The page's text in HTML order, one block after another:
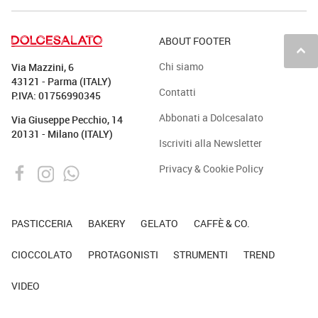
keyboard_arrow_up
Via Mazzini, 6
43121 - Parma (ITALY)
P.IVA: 01756990345
Via Giuseppe Pecchio, 14
20131 - Milano (ITALY)
ABOUT FOOTER
Chi siamo
Contatti
Abbonati a Dolcesalato
Iscriviti alla Newsletter
Privacy & Cookie Policy
PASTICCERIA BAKERY GELATO CAFFÈ & CO.
CIOCCOLATO PROTAGONISTI STRUMENTI TREND
VIDEO